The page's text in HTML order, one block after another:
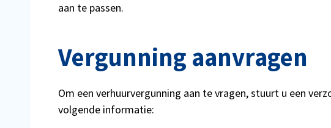
aan te passen.
Vergunning aanvragen
Om een verhuurvergunning aan te vragen, stuurt u een
volgende informatie: